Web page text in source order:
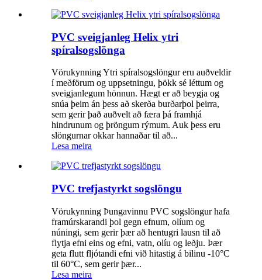
PVC sveigjanleg Helix ytri
spíralsogslönga
Vörukynning Ytri spíralsogslöngur eru auðveldir
í meðförum og uppsetningu, þökk sé léttum og
sveigjanlegum hönnun. Hægt er að beygja og
snúa þeim án þess að skerða burðarþol þeirra,
sem gerir það auðvelt að færa þá framhjá
hindrunum og þröngum rýmum. Auk þess eru
slöngurnar okkar hannaðar til að...
Lesa meira
PVC trefjastyrkt sogslöngu
Vörukynning Þungavinnu PVC sogslöngur hafa
framúrskarandi þol gegn efnum, olíum og
núningi, sem gerir þær að hentugri lausn til að
flytja efni eins og efni, vatn, olíu og leðju. Þær
geta flutt fljótandi efni við hitastig á bilinu -10°C
til 60°C, sem gerir þær...
Lesa meira